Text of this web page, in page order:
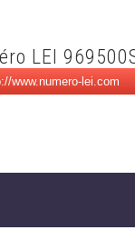
LEI